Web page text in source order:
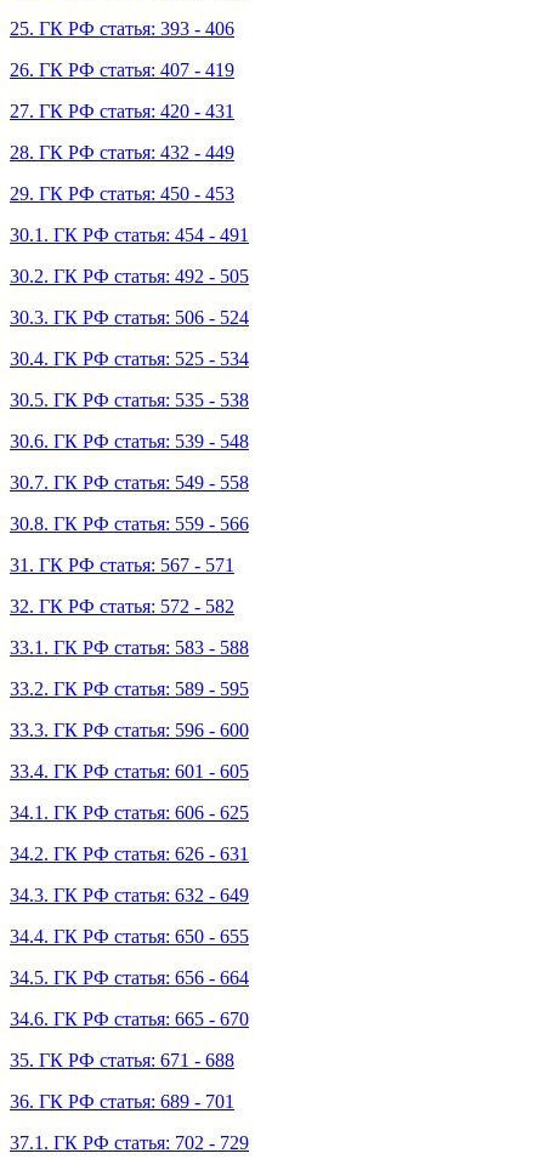
25. ГК РФ статья: 393 - 406
26. ГК РФ статья: 407 - 419
27. ГК РФ статья: 420 - 431
28. ГК РФ статья: 432 - 449
29. ГК РФ статья: 450 - 453
30.1. ГК РФ статья: 454 - 491
30.2. ГК РФ статья: 492 - 505
30.3. ГК РФ статья: 506 - 524
30.4. ГК РФ статья: 525 - 534
30.5. ГК РФ статья: 535 - 538
30.6. ГК РФ статья: 539 - 548
30.7. ГК РФ статья: 549 - 558
30.8. ГК РФ статья: 559 - 566
31. ГК РФ статья: 567 - 571
32. ГК РФ статья: 572 - 582
33.1. ГК РФ статья: 583 - 588
33.2. ГК РФ статья: 589 - 595
33.3. ГК РФ статья: 596 - 600
33.4. ГК РФ статья: 601 - 605
34.1. ГК РФ статья: 606 - 625
34.2. ГК РФ статья: 626 - 631
34.3. ГК РФ статья: 632 - 649
34.4. ГК РФ статья: 650 - 655
34.5. ГК РФ статья: 656 - 664
34.6. ГК РФ статья: 665 - 670
35. ГК РФ статья: 671 - 688
36. ГК РФ статья: 689 - 701
37.1. ГК РФ статья: 702 - 729